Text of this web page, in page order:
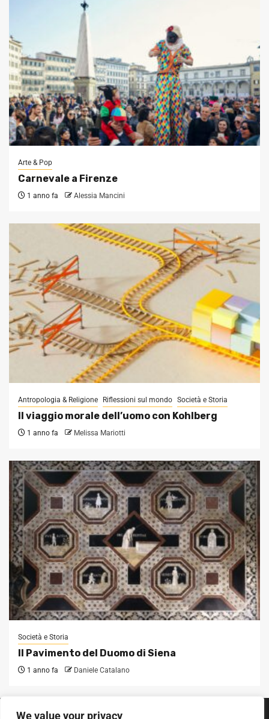
We value your privacy
Arte & Pop
Carnevale a Firenze
1 anno fa Alessia Mancini
Antropologia & Religione Riflessioni sul mondo Società e Storia
Il viaggio morale dell’uomo con Kohlberg
1 anno fa Melissa Mariotti
Società e Storia
Il Pavimento del Duomo di Siena
1 anno fa Daniele Catalano